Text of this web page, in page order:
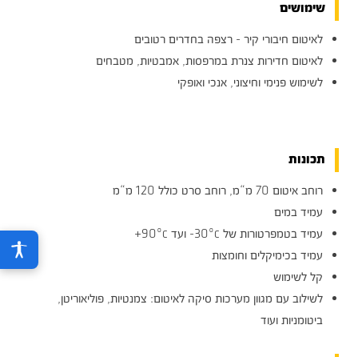
שימושים
לאיטום חיבורי קיר - רצפה בחדרים רטובים
לאיטום חדירות צנרת במרפסות, אמבטיות, מטבחים
לשימוש פנימי וחיצוני, אנכי ואופקי
תכונות
רוחב איטום 70 מ“מ, רוחב סרט כולל 120 מ“מ
עמיד במים
עמיד בטמפרטורות של 30ºc- ועד 90ºc+
עמיד בכימיקלים וחומצות
קל לשימוש
לשילוב עם מגוון מערכות סיקה לאיטום: צמנטיות, פוליאוריטן,
ביטומניות ועוד